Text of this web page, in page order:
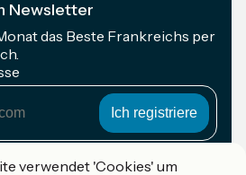
Newsletter
das Beste Frankreichs per
verwendet 'Cookies' um